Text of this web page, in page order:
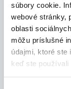
súbory cookie.
webové stránky,
oblasti
môžu príslušné
údajmi, ktoré ste
keď ste používali
Vlastnosti:
skladací,
oceľová
systémom
poťah